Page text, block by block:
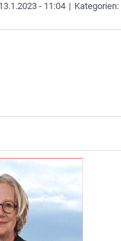
- 11:04 | Kategorien: